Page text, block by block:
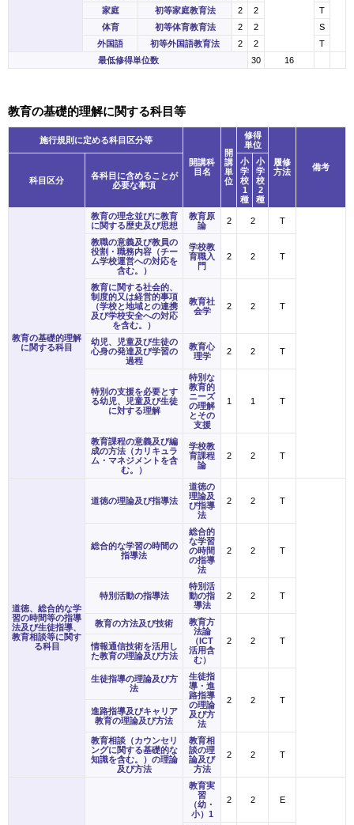
家庭
初等家庭教育法 2 2
T
体育
初等体育教育法 2 2
S
外国語
初等外国語教育法 2 2
T
最低修得単位数
30 16
教育の基礎的理解に関する科目等
施⾏規則に定める科目区分等
開講科
目名
開
講
単
位
修得
単位
履修
方法
備考
科目区分
各科目に含めることが
必要な事項
小
学
校
1
種
小
学
校
2
種
教育の基礎的理解
に関する科目
教育の理念並びに教育
に関する歴史及び思想
教育原
論
2 2 T
教職の意義及び教員の
役割・職務内容（チー
ム学校運営への対応を
含む。）
学校教
育職入
門
2 2 T
教育に関する社会的、
制度的又は経営的事項
（学校と地域との連携
及び学校安全への対応
を含む。）
教育社
会学
2 2 T
幼児、児童及び生徒の
心身の発達及び学習の
過程
教育心
理学
2 2 T
特別の支援を必要とす
る幼児、児童及び生徒
に対する理解
特別な
教育的
ニーズ
の理解
とその
支援
1 1 T
教育課程の意義及び編
成の方法（カリキュラ
ム・マネジメントを含
む。）
学校教
育課程
論
2 2 T
道徳、総合的な学
習の時間等の指導
法及び生徒指導、
教育相談等に関す
る科目
道徳の理論及び指導法
道徳の
理論及
び指導
法
2 2 T
総合的な学習の時間の
指導法
総合的
な学習
の時間
の指導
法
2 2 T
特別活動の指導法
特別活
動の指
導法
2 2 T
教育の方法及び技術
教育方
法論
（ICT
活用含
む）
2 2 T
情報通信技術を活用し
た教育の理論及び方法
生徒指導の理論及び方
法
生徒指
導・進
路指導
の理論
及び方
法
2 2
T
進路指導及びキャリア
教育の理論及び方法
教育相談（カウンセリ
ングに関する基礎的な
知識を含む。）の理論
及び方法
教育相
談の理
論及び
方法
2 2 T
教育実
習
（幼・
小）1
2 2 E